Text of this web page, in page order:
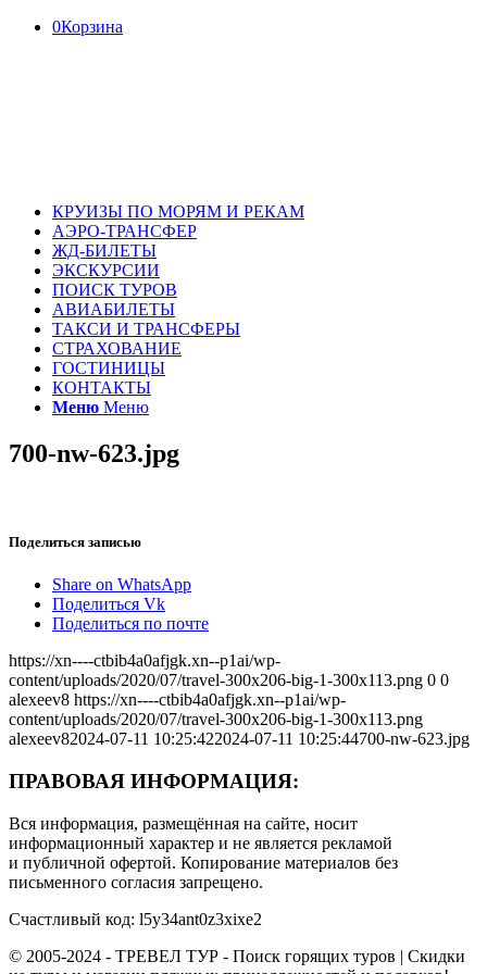
0Корзина
КРУИЗЫ ПО МОРЯМ И РЕКАМ
АЭРО-ТРАНСФЕР
ЖД-БИЛЕТЫ
ЭКСКУРСИИ
ПОИСК ТУРОВ
АВИАБИЛЕТЫ
ТАКСИ И ТРАНСФЕРЫ
СТРАХОВАНИЕ
ГОСТИНИЦЫ
КОНТАКТЫ
Меню Меню
700-nw-623.jpg
Поделиться записью
Share on WhatsApp
Поделиться Vk
Поделиться по почте
https://xn----ctbib4a0afjgk.xn--p1ai/wp-
content/uploads/2020/07/travel-300x206-big-1-300x113.png 0 0
alexeev8 https://xn----ctbib4a0afjgk.xn--p1ai/wp-
content/uploads/2020/07/travel-300x206-big-1-300x113.png
alexeev82024-07-11 10:25:422024-07-11 10:25:44700-nw-623.jpg
ПРАВОВАЯ ИНФОРМАЦИЯ:
Вся информация, размещённая на сайте, носит
информационный характер и не является рекламой
и публичной офертой. Копирование материалов без
письменного согласия запрещено.
Счастливый код: l5y34ant0z3xixe2
© 2005-2024 - ТРЕВЕЛ ТУР - Поиск горящих туров | Скидки